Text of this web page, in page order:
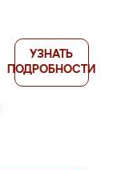
УЗНАТЬ
ПОДРОБНОСТИ